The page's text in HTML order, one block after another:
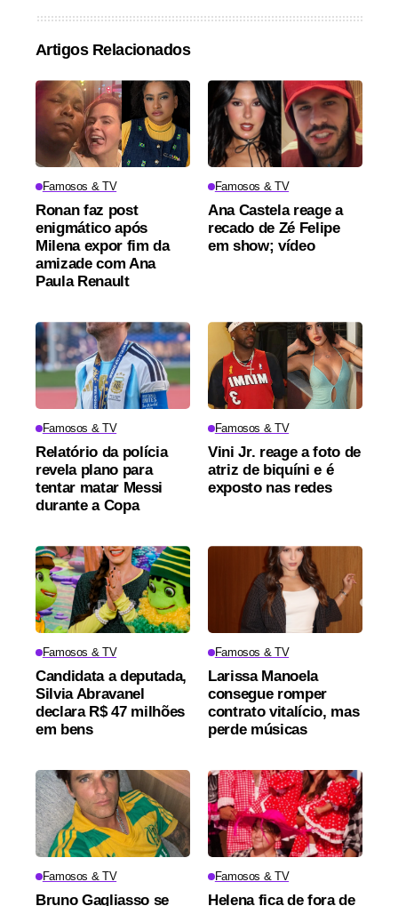
Artigos Relacionados
Famosos & TV
Ronan faz post
enigmático após
Milena expor fim da
amizade com Ana
Paula Renault
Famosos & TV
Ana Castela reage a
recado de Zé Felipe
em show; vídeo
Famosos & TV
Relatório da polícia
revela plano para
tentar matar Messi
durante a Copa
Famosos & TV
Vini Jr. reage a foto de
atriz de biquíni e é
exposto nas redes
Famosos & TV
Candidata a deputada,
Silvia Abravanel
declara R$ 47 milhões
em bens
Famosos & TV
Larissa Manoela
consegue romper
contrato vitalício, mas
perde músicas
Famosos & TV
Bruno Gagliasso se
Famosos & TV
Helena fica de fora de